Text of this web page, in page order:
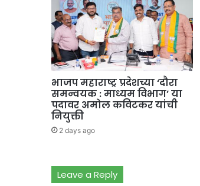
भाजप महाराष्ट्र प्रदेशच्या ‘दौरा
समन्वयक : माध्यम विभाग’ या
पदावर अमोल कविटकर यांची
नियुक्ती
2 days ago
Leave a Reply